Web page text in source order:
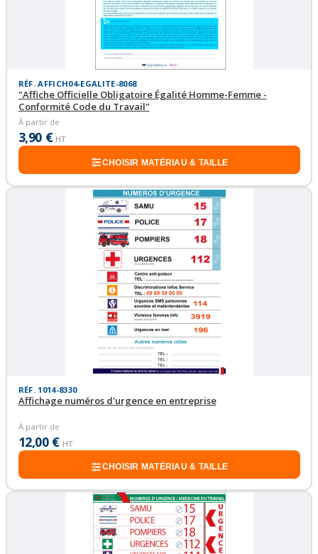
RÉF. AFFICH04-EGALITE-8068
"Affiche Officielle Obligatoire Égalité Homme-Femme -
Conformité Code du Travail"
À partir de
3,90 € HT
CHOISIR MATÉRIAU & TAILLE
RÉF. 1014-8330
Affichage numéros d'urgence en entreprise
À partir de
12,00 € HT
CHOISIR MATÉRIAU & TAILLE